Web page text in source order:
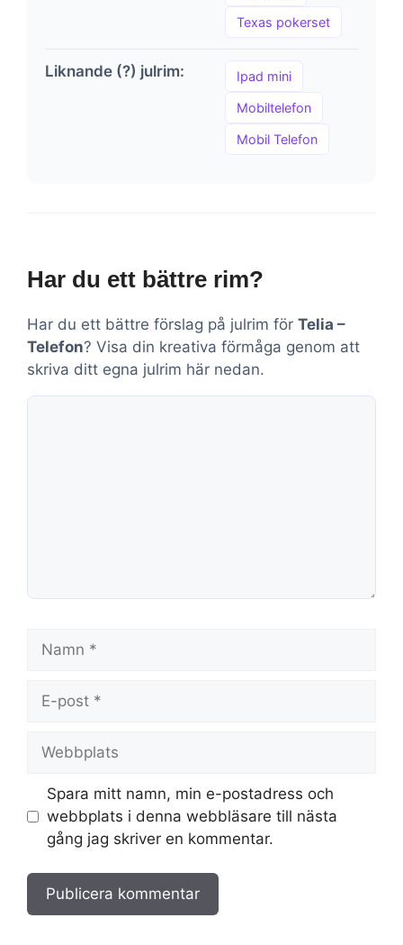
Texas pokerset
Liknande (?) julrim: Ipad mini
Mobiltelefon
Mobil Telefon
Har du ett bättre rim?
Har du ett bättre förslag på julrim för Telia –
Telefon? Visa din kreativa förmåga genom att
skriva ditt egna julrim här nedan.
Kommentar
post
Spara mitt namn, min e-postadress och
webbplats i denna webbläsare till nästa
gång jag skriver en kommentar.